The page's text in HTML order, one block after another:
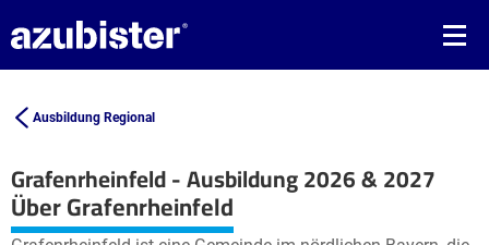
Ausbildung Regional
Grafenrheinfeld - Ausbildung 2026 & 2027
+
Leaflet| ©OpenStreetMap2contributors
Über Grafenrheinfeld